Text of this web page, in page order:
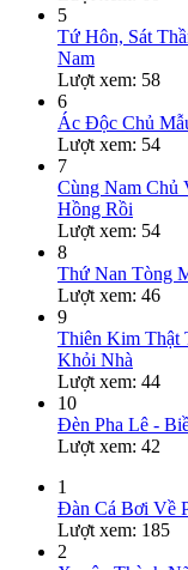
5
Tứ Hôn, Sát
Nam
Lượt xem: 58
6
Ác Độc Chủ
Lượt xem: 54
7
Cùng Nam Chủ
Hồng Rồi
Lượt xem: 54
8
Thứ Nan Tòng
Lượt xem: 46
9
Thiên Kim Thật
Khỏi Nhà
Lượt xem: 44
10
Đèn Pha Lê -
Lượt xem: 42
1
Đàn Cá Bơi Về
Lượt xem: 185
2